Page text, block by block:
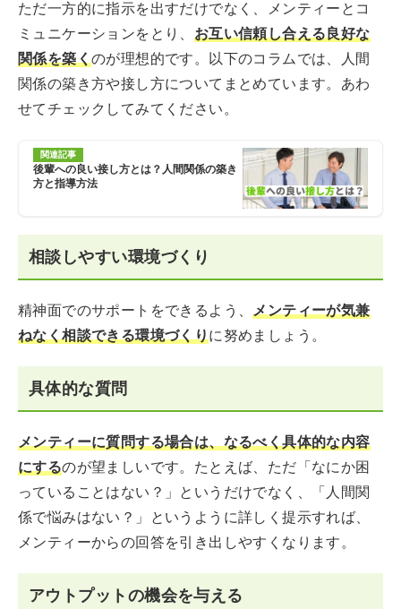
ただ一方的に指示を出すだけでなく、メンティーとコ
ミュニケーションをとり、 お互い信頼し合える良好な
関係を築くのが理想的です。以下のコラムでは、人間
関係の築き方や接し方についてまとめています。あわ
せてチェックしてみてください。
関連記事
後輩への良い接し方とは？人間関係の築き
方と指導方法
相談しやすい環境づくり
精神面でのサポートをできるよう、メンティーが気兼
ねなく相談できる環境づくりに努めましょう。
具体的な質問
メンティーに質問する場合は、なるべく具体的な内容
にするのが望ましいです。たとえば、ただ「なにか困
っていることはない？」というだけでなく、「人間関
係で悩みはない？」というように詳しく提示すれば、
メンティーからの回答を引き出しやすくなります。
アウトプットの機会を与える